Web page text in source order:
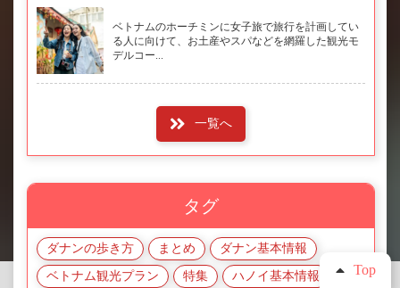
ベトナムのホーチミンに女子旅で旅行を計画してい
る人に向けて、お土産やスパなどを網羅した観光モ
デルコー...
一覧へ
タグ
ダナンの歩き方 まとめ ダナン基本情報
ベトナム観光プラン 特集 ハノイ基本情報 Top